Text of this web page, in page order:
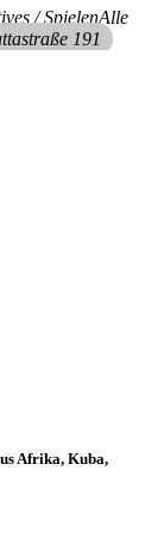
/ SpielenAlle
191
Afrika, Kuba,